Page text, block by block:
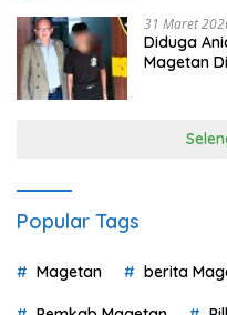
31 Maret
Diduga
Magetan
Popular Tags
Magetan berita